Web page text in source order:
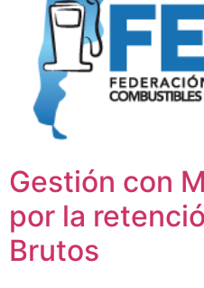
Gestión con
por la
Brutos